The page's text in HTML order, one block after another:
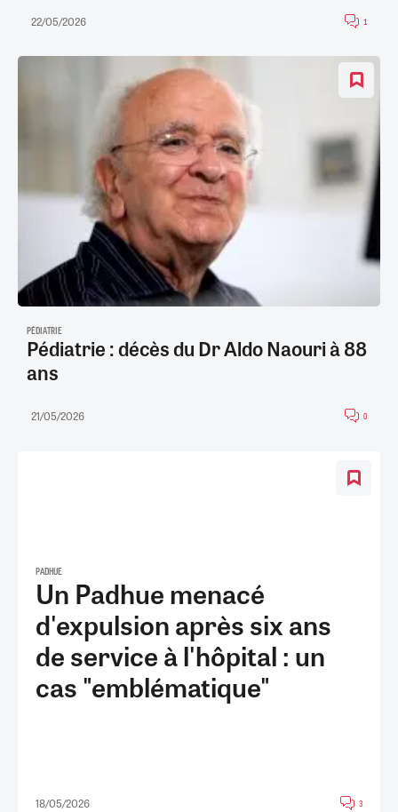
22/05/2026 1
PÉDIATRIE
Pédiatrie : décès du Dr Aldo Naouri à 88
ans
21/05/2026 0
PADHUE
Un Padhue menacé
d'expulsion après six ans
de service à l'hôpital : un
cas "emblématique"
18/05/2026 3